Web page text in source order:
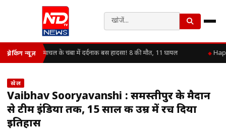
ब्रेकिंग न्यूज़हिमाचल के चंबा में दर्दनाक बस हादसा! 8 की मौत, 11 घायल
खेल
Vaibhav Sooryavanshi : समस्तीपुर के मैदान
से टीम इंडिया तक, 15 साल की उम्र में रच दिया
इतिहास